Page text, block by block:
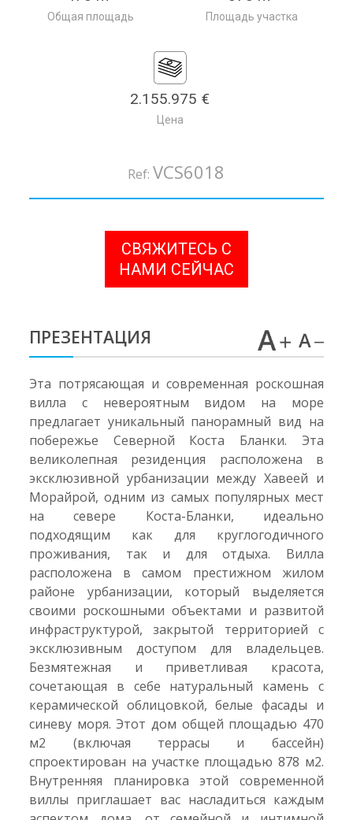
Общая площадь Площадь участка
2.155.975 €
Цена
Ref: VCS6018
СВЯЖИТЕСЬ С
НАМИ СЕЙЧАС
ПРЕЗЕНТАЦИЯ
Эта потрясающая и современная роскошная
вилла с невероятным видом на море
предлагает уникальный панорамный вид на
побережье Северной Коста Бланки. Эта
великолепная резиденция расположена в
эксклюзивной урбанизации между Хавеей и
Морайрой, одним из самых популярных мест
на севере Коста-Бланки, идеально
подходящим как для круглогодичного
проживания, так и для отдыха. Вилла
расположена в самом престижном жилом
районе урбанизации, который выделяется
своими роскошными объектами и развитой
инфраструктурой, закрытой территорией с
эксклюзивным доступом для владельцев.
Безмятежная и приветливая красота,
сочетающая в себе натуральный камень с
керамической облицовкой, белые фасады и
синеву моря. Этот дом общей площадью 470
м2 (включая террасы и бассейн)
спроектирован на участке площадью 878 м2.
Внутренняя планировка этой современной
виллы приглашает вас насладиться каждым